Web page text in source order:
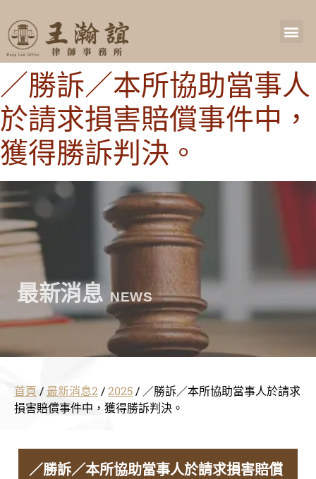
／勝訴／本所協助當事人
於請求損害賠償事件中，
獲得勝訴判決。
最新消息 NEWS
首頁 / 最新消息2 /2025/ ／勝訴／本所協助當事人於請求
損害賠償事件中，獲得勝訴判決。
／勝訴／本所協助當事人於請求損害賠償